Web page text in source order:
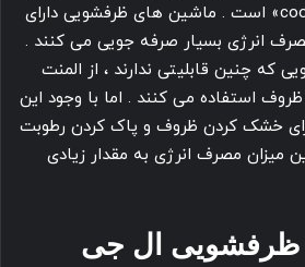
می شود ، قابلیت «cool dry» است . ماشین های ظرفشویی دارای
انرژی بسیار صرفه جویی می کنند .
که چنین قابلیتی ندارند ، از المنت
استفاده می کنند . اما با وجود این
خشک کردن ظروف و پاک کردن رطوبت
میزان مصرف انرژی به مقدار زیادی
ظرفشویی ال جی